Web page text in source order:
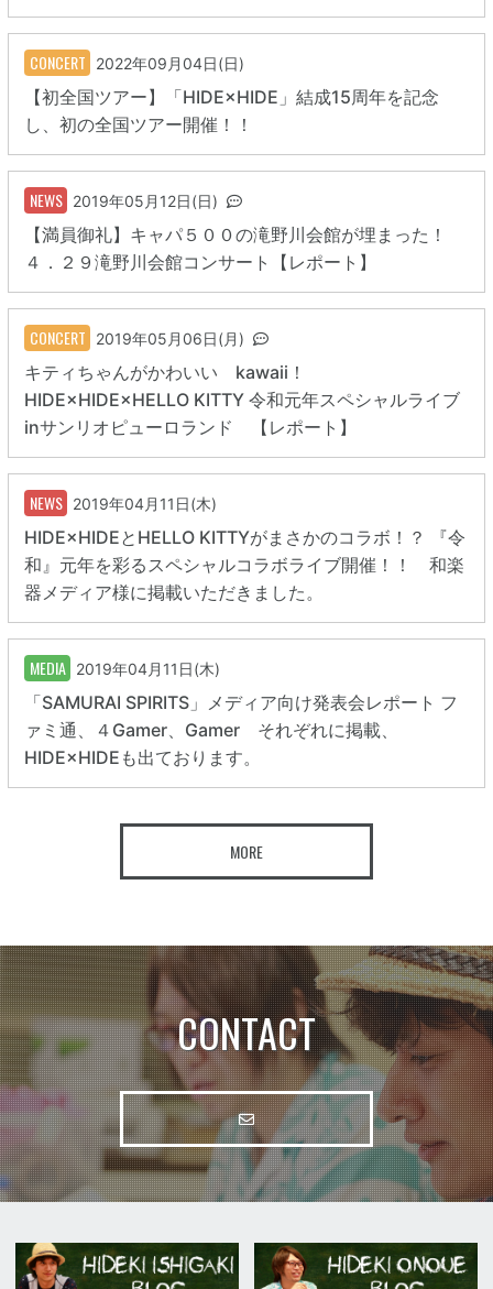
CONCERT 2022年09月04日(日)
【初全国ツアー】「HIDE×HIDE」結成15周年を記念
し、初の全国ツアー開催！！
NEWS 2019年05月12日(日)
【満員御礼】キャパ５００の滝野川会館が埋まった！
４．２９滝野川会館コンサート【レポート】
CONCERT 2019年05月06日(月)
キティちゃんがかわいい kawaii！
HIDE×HIDE×HELLO KITTY 令和元年スペシャルライブ
inサンリオピューロランド 【レポート】
NEWS 2019年04月11日(木)
HIDE×HIDEとHELLO KITTYがまさかのコラボ！？ 『令
和』元年を彩るスペシャルコラボライブ開催！！ 和楽
器メディア様に掲載いただきました。
MEDIA 2019年04月11日(木)
「SAMURAI SPIRITS」メディア向け発表会レポート フ
ァミ通、４Gamer、Gamer それぞれに掲載、
HIDE×HIDEも出ております。
MORE
CONTACT